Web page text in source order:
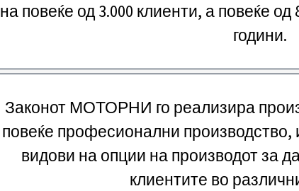
на повеќе од 3.000 клиенти, а повеќе
години.
Законот МОТОРНИ го реализира
повеќе професионални производство,
видови на опции на производот за
клиентите во